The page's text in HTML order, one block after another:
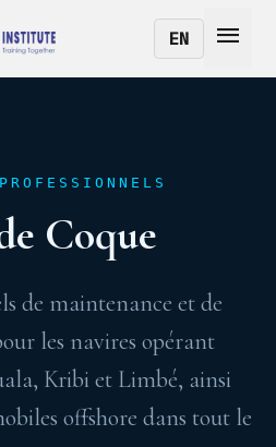
EN menu
Coque
de maintenance et de
les navires opérant
Kribi et Limbé, ainsi
offshore dans tout le